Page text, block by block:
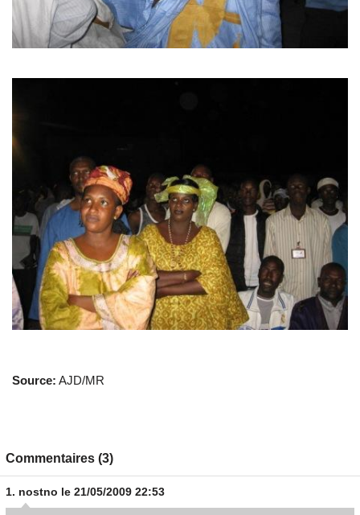
Source: AJD/MR
Commentaires (3)
1. nostno le 21/05/2009 22:53